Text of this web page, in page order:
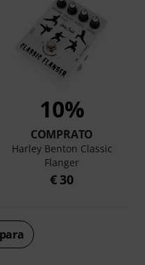
10%
COMPRATO
Harley Benton Classic
Flanger
€ 30